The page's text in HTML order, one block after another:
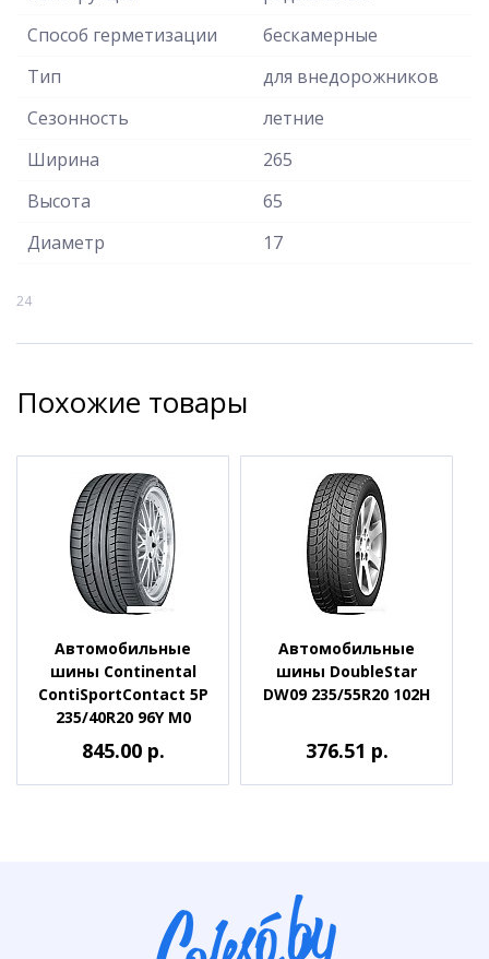
Способ герметизации
бескамерные
Тип
для внедорожников
Сезонность
летние
Ширина
265
Высота
65
Диаметр
17
24
Похожие товары
Автомобильные
шины Continental
ContiSportContact 5P
235/40R20 96Y M0
845.00 р.
Автомобильные
шины DoubleStar
DW09 235/55R20 102H
376.51 р.